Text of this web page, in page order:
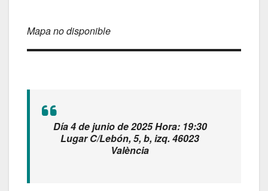
Mapa no disponible
Día 4 de junio de 2025 Hora: 19:30
Lugar C/Lebón, 5, b, izq. 46023
València